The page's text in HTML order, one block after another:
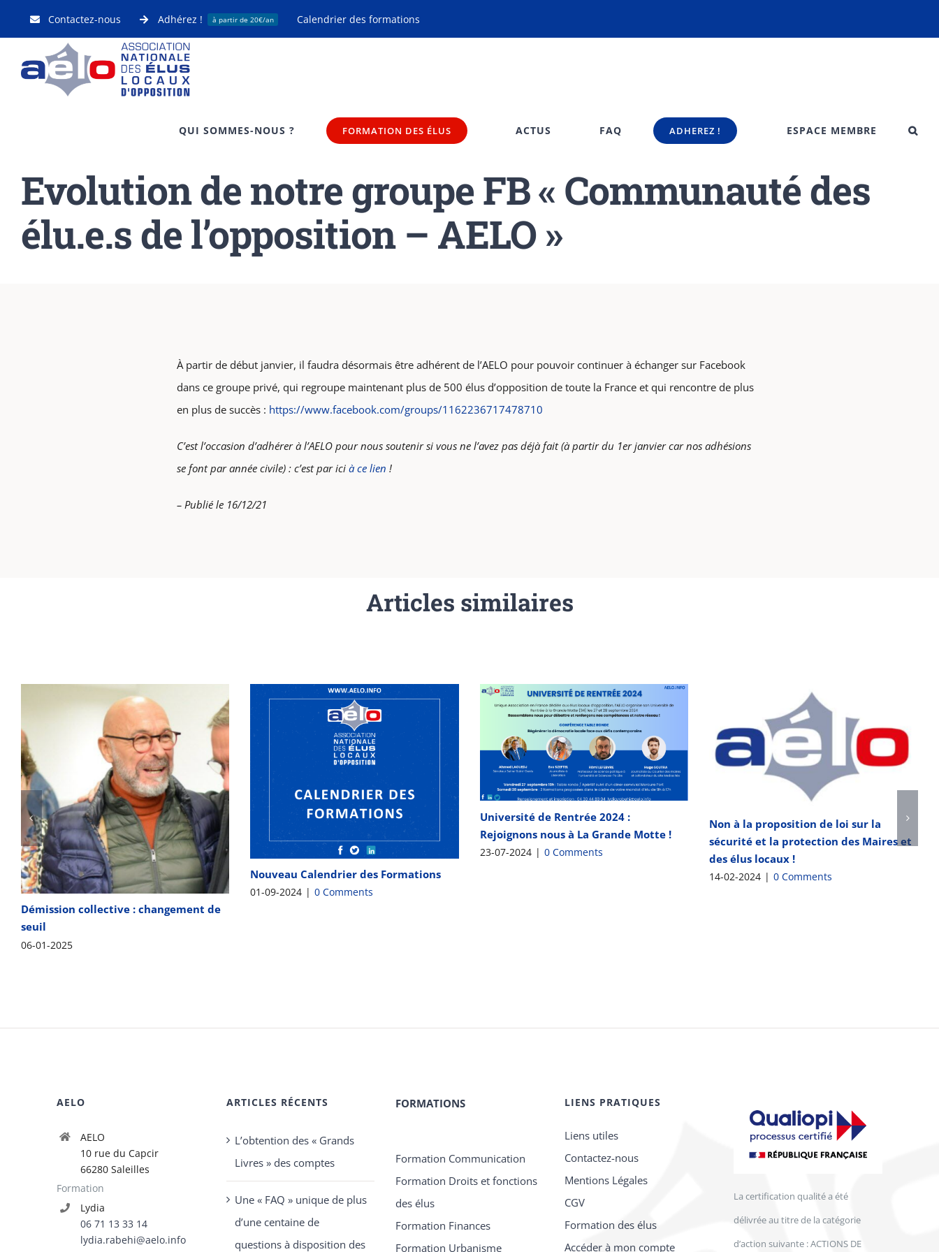
Contactez-nous Adhérez ! à partir de 20€/an Calendrier des formations
QUI SOMMES-NOUS ? FORMATION DES ÉLUS ACTUS FAQ ADHEREZ ! ESPACE MEMBRE
Evolution de notre groupe FB « Communauté des
élu.e.s de l’opposition – AELO »
À partir de début janvier, il faudra désormais être adhérent de l’AELO pour pouvoir continuer à échanger sur Facebook
dans ce groupe privé, qui regroupe maintenant plus de 500 élus d’opposition de toute la France et qui rencontre de plus
en plus de succès : https://www.facebook.com/groups/1162236717478710
C’est l’occasion d’adhérer à l’AELO pour nous soutenir si vous ne l’avez pas déjà fait (à partir du 1er janvier car nos adhésions
se font par année civile) : c’est par ici à ce lien !
– Publié le 16/12/21
Articles similaires
Démission collective : changement de
seuil
06-01-2025
Nouveau Calendrier des Formations
01-09-2024 | 0 Comments
Université de Rentrée 2024 :
Rejoignons nous à La Grande Motte !
23-07-2024 | 0 Comments
Non à la proposition de loi sur la
sécurité et la protection des Maires et
des élus locaux !
14-02-2024 | 0 Comments
AELO
AELO
10 rue du Capcir
66280 Saleilles
Formation
Lydia
06 71 13 33 14
lydia.rabehi@aelo.info
ARTICLES RÉCENTS
L’obtention des « Grands
Livres » des comptes
Une « FAQ » unique de plus
d’une centaine de
questions à disposition des
FORMATIONS
Formation Communication
Formation Droits et fonctions
des élus
Formation Finances
Formation Urbanisme
LIENS PRATIQUES
Liens utiles
Contactez-nous
Mentions Légales
CGV
Formation des élus
Accéder à mon compte
La certification qualité a été
délivrée au titre de la catégorie
d’action suivante : ACTIONS DE